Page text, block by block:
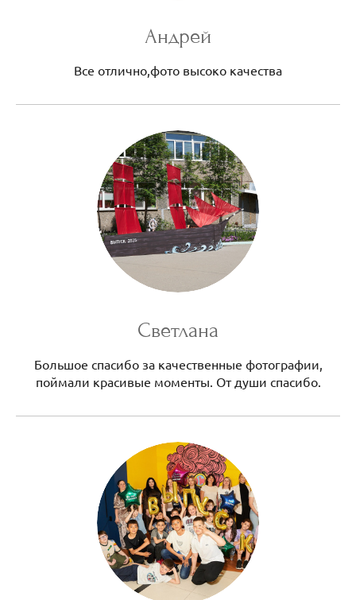
Андрей
Все отлично,фото высоко качества
Светлана
Большое спасибо за качественные фотографии,
поймали красивые моменты. От души спасибо.